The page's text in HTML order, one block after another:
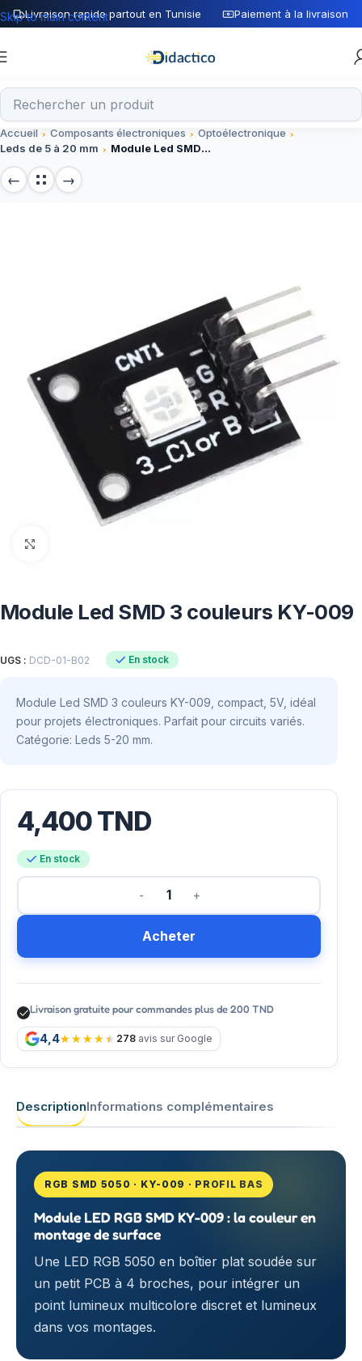
Livraison rapide partout en Tunisie Paiement à la livraison
Skip to main content
Accueil Composants électroniques
Optoélectronique
Leds de 5 à 20 mm
Module Led SMD 3 couleurs KY-009
Module Led SMD 3 couleurs KY-009
UGS : DCD-01-B02 En stock
Module Led SMD 3 couleurs KY-009, compact, 5V, idéal
pour projets électroniques. Parfait pour circuits variés.
Catégorie: Leds 5-20 mm.
4,400TND
En stock
Acheter
Livraison gratuite pour commandes plus de 200 TND
4,4 278 avis sur Google
DescriptionInformations complémentaires
RGB SMD 5050 · KY-009 · PROFIL BAS
Module LED RGB SMD KY-009 : la couleur en
montage de surface
Une LED RGB 5050 en boîtier plat soudée sur
un petit PCB à 4 broches, pour intégrer un
point lumineux multicolore discret et lumineux
dans vos montages.